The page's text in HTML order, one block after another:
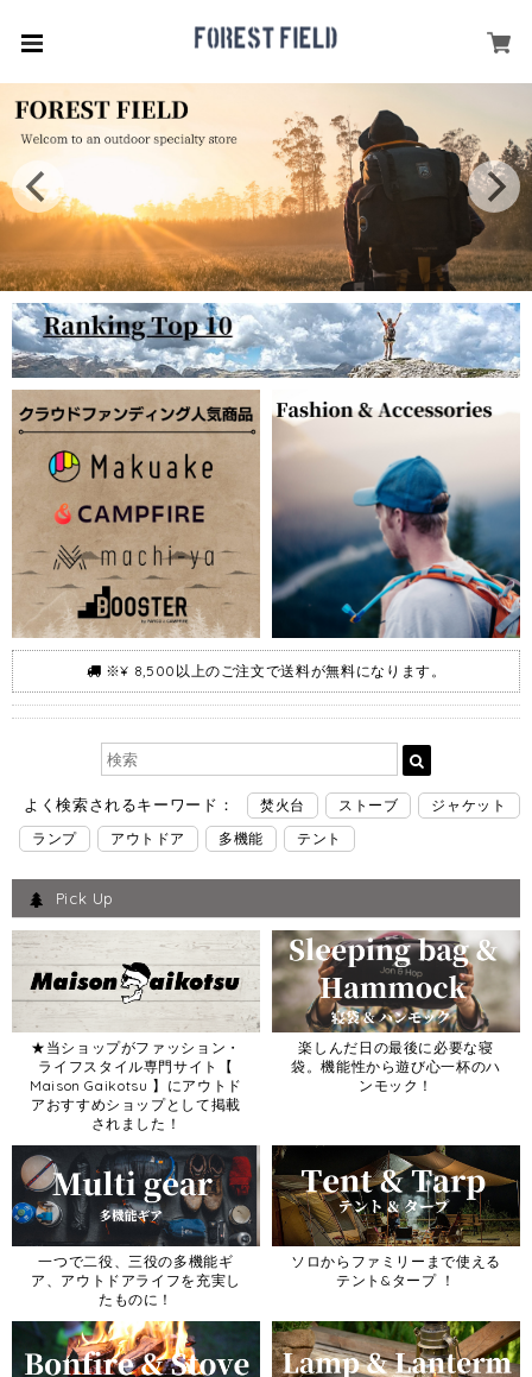
※¥ 8,500以上のご注文で送料が無料になります。
よく検索されるキーワード： 焚火台 ストーブ
ジャケット
ランプ
アウトドア 多機能 テント
Pick Up
★当ショップがファッション・
ライフスタイル専門サイト【
Maison Gaikotsu 】にアウトド
アおすすめショップとして掲載
されました！
楽しんだ日の最後に必要な寝
袋。機能性から遊び心一杯のハ
ンモック！
一つで二役、三役の多機能ギ
ア、アウトドアライフを充実し
たものに！
ソロからファミリーまで使える
テント&タープ ！